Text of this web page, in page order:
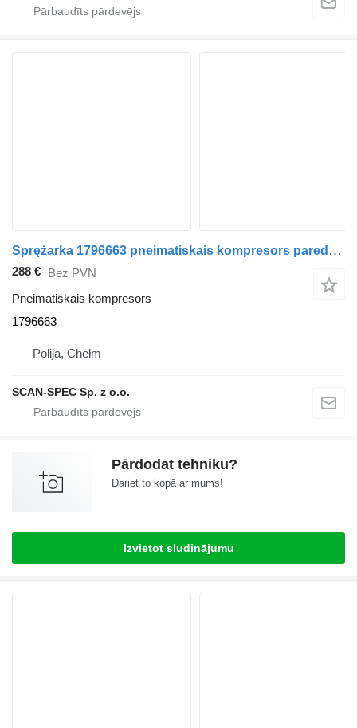
Sprężarka 1796663 pneimatiskais kompresors paredzēts Scania P R G T vilcēja
288 € Bez PVN
Pneimatiskais kompresors
1796663
Polija, Chełm
SCAN-SPEC Sp. z o.o.
Pārdodat tehniku?
Dariet to kopā ar mums!
Izvietot sludinājumu